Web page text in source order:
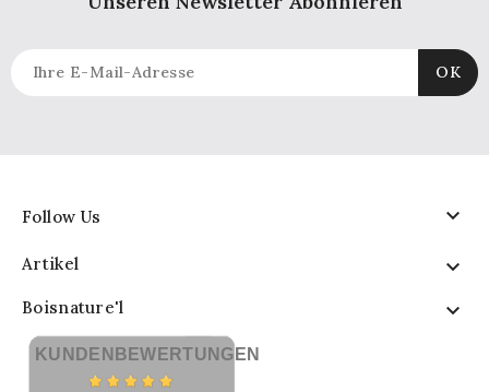
Follow Us 
Artikel 
Boisnature'l 
KUNDENBEWERTUNGEN